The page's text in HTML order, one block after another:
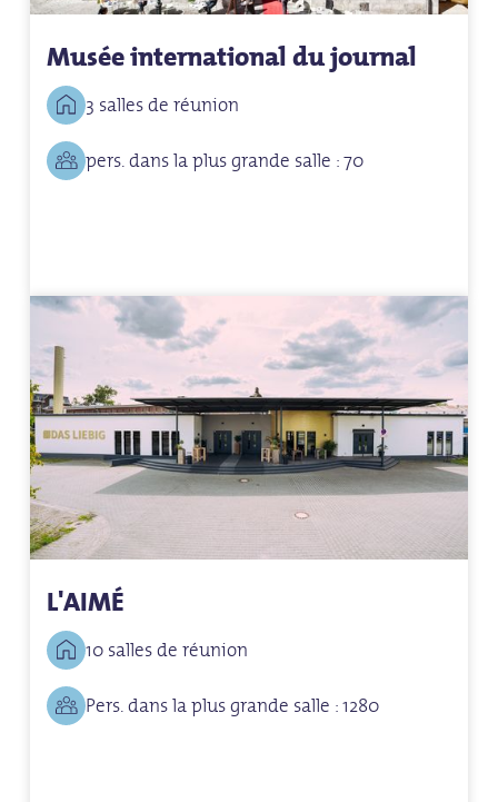
Musée international du journal
3 salles de réunion
pers. dans la plus grande salle : 70
L'AIMÉ
10 salles de réunion
Pers. dans la plus grande salle : 1280